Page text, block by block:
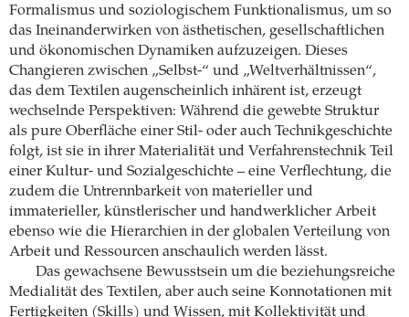
Formalismus und soziologischem Funktionalismus, um so
das Ineinanderwirken von ästhetischen, gesellschaftlichen
und ökonomischen Dynamiken aufzuzeigen. Dieses
Changieren zwischen „Selbst-“ und „Weltverhältnissen“,
das dem Textilen augenscheinlich inhärent ist, erzeugt
wechselnde Perspektiven: Während die gewebte Struktur
als pure Oberfläche einer Stil- oder auch Technikgeschichte
folgt, ist sie in ihrer Materialität und Verfahrenstechnik Teil
einer Kultur- und Sozialgeschichte – eine Verflechtung, die
zudem die Untrennbarkeit von materieller und
immaterieller, künstlerischer und handwerklicher Arbeit
ebenso wie die Hierarchien in der globalen Verteilung von
Arbeit und Ressourcen anschaulich werden lässt.
Das gewachsene Bewusstsein um die beziehungsreiche
Medialität des Textilen, aber auch seine Konnotationen mit
Fertigkeiten (Skills) und Wissen, mit Kollektivität und